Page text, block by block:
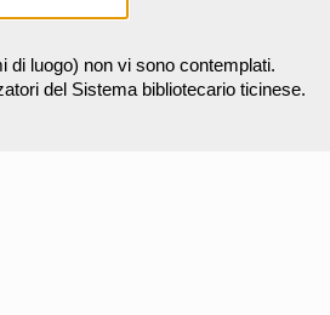
di luogo) non vi sono contemplati.
del Sistema bibliotecario ticinese.